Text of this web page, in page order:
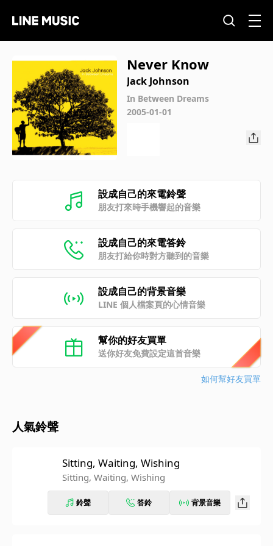
Never Know
Jack Johnson
In Between Dreams
2005-01-01
設成自己的來電鈴聲
朋友打來時手機響起的音樂
設成自己的來電答鈴
朋友打給你時對方聽到的音樂
設成自己的背景音樂
LINE 個人檔案頁的心情音樂
幫你的好友買單
送你好友免費設定這首音樂
如何幫好友買單
人氣鈴聲
Sitting, Waiting, Wishing
Sitting, Waiting, Wishing
鈴聲 答鈴 背景音樂